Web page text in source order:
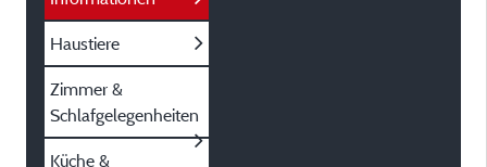
Haustiere
Zimmer &
Schlafgelegenheiten
Küche &